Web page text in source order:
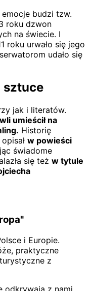
budzi tzw.
roku dzwon
na świecie. I
roku urwało się jego
udało się
sztuce
jak i literatów.
umieścił na
Historię
w powieści
świadome
się też w tytule
i Europie.
praktyczne
z